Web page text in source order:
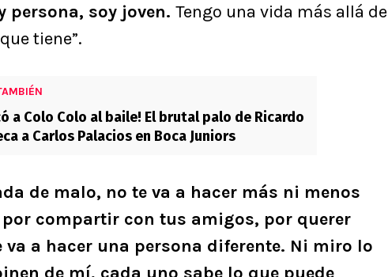
persona, soy joven. Tengo una vida más allá de
tiene”.
a Colo Colo al baile! El brutal palo de Ricardo
a Carlos Palacios en Boca Juniors
de malo, no te va a hacer más ni menos
compartir con tus amigos, por querer
a hacer una persona diferente. Ni miro lo
de mí, cada uno sabe lo que puede